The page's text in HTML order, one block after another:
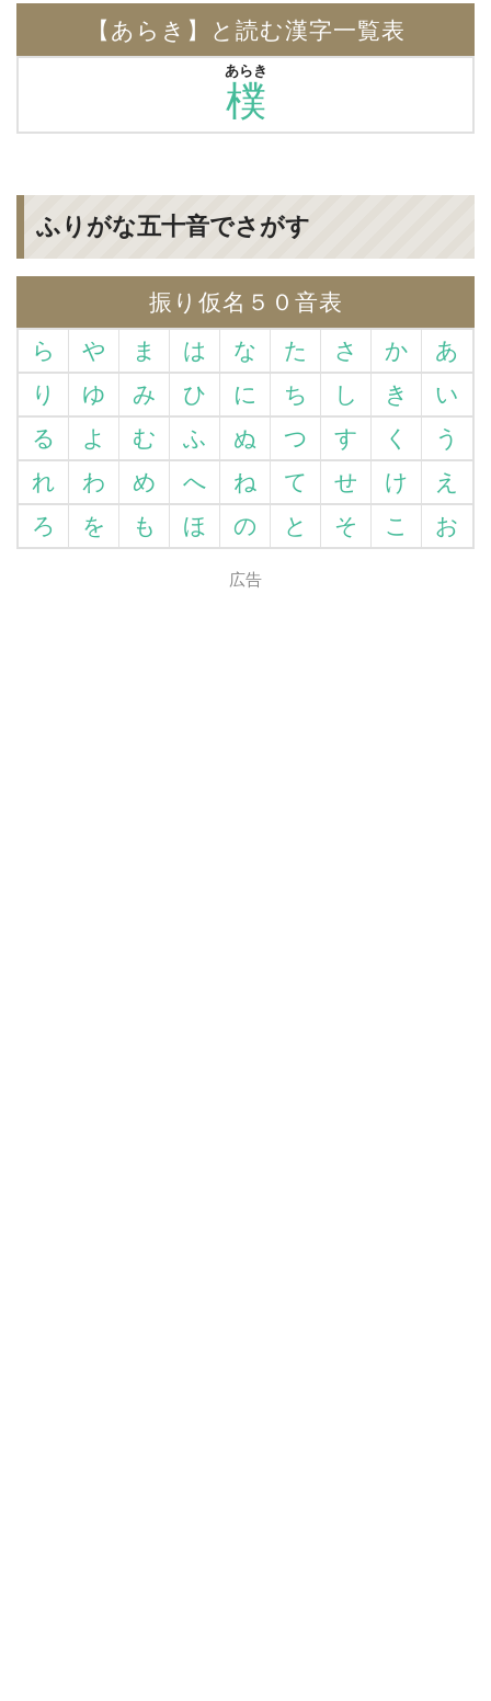
【あらき】と読む漢字一覧表
樸
あらき
ふりがな五十音でさがす
振り仮名５０音表
ら
や ま は な た さ か
あ
り
ゆ み ひ に ち し き
い
る
よ む ふ ぬ つ す く
う
れ
わ め へ ね て せ け
え
ろ
を も ほ の と そ こ お
広告